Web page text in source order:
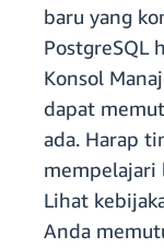
baru yang
PostgreSQL
Konsol
dapat
ada. Harap
Lihat
Anda